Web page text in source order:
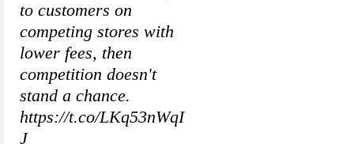
to customers on
competing stores with
lower fees, then
competition doesn't
stand a chance.
https://t.co/LKq53nWqI
J